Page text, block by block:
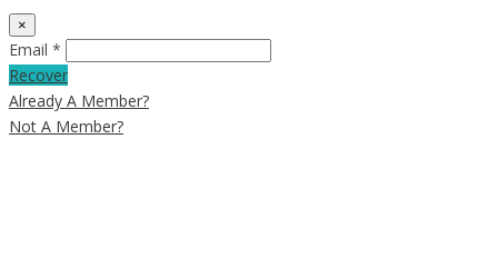
×
Email *
Recover
Already A Member?
Not A Member?